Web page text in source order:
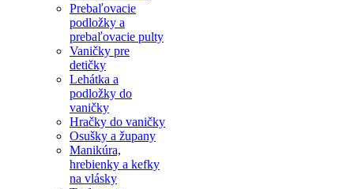
Prebaľovacie
podložky a
prebaľovacie pulty
Vaničky pre
detičky
Lehátka a
podložky do
vaničky
Hračky do vaničky
Osušky a župany
Manikúra,
hrebienky a kefky
na vlásky